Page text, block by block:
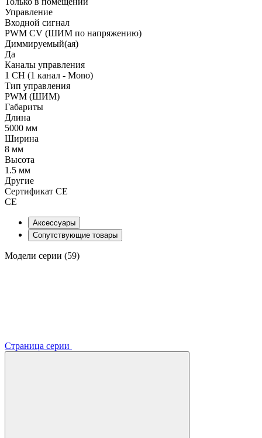
Управление
Входной сигнал
PWM СV (ШИМ по напряжению)
Диммируемый(ая)
Да
Каналы управления
1 CH (1 канал - Mono)
Тип управления
PWM (ШИМ)
Габариты
Длина
5000 мм
Ширина
8 мм
Высота
1.5 мм
Другие
Сертификат CE
CE
Аксессуары
Сопутствующие товары
Модели серии (59)
Страница серии